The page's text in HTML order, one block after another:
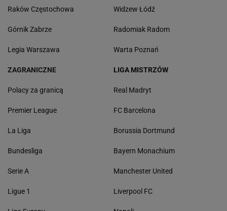
Raków Częstochowa
Górnik Zabrze
Legia Warszawa
Widzew Łódź
Radomiak Radom
Warta Poznań
ZAGRANICZNE
Polacy za granicą
Premier League
La Liga
Bundesliga
Serie A
Ligue 1
LIGA MISTRZÓW
Real Madryt
FC Barcelona
Borussia Dortmund
Bayern Monachium
Manchester United
Liverpool FC